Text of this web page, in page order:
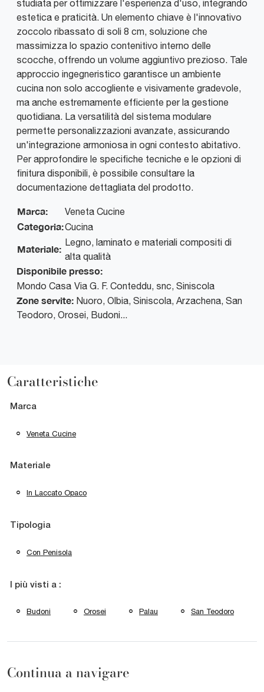
studiata per ottimizzare l'esperienza d'uso, integrando
estetica e praticità. Un elemento chiave è l'innovativo
zoccolo ribassato di soli 8 cm, soluzione che
massimizza lo spazio contenitivo interno delle
scocche, offrendo un volume aggiuntivo prezioso. Tale
approccio ingegneristico garantisce un ambiente
cucina non solo accogliente e visivamente gradevole,
ma anche estremamente efficiente per la gestione
quotidiana. La versatilità del sistema modulare
permette personalizzazioni avanzate, assicurando
un'integrazione armoniosa in ogni contesto abitativo.
Per approfondire le specifiche tecniche e le opzioni di
finitura disponibili, è possibile consultare la
documentazione dettagliata del prodotto.
Marca: Veneta Cucine
Categoria:Cucina
Materiale:
Legno, laminato e materiali compositi di
alta qualità
Disponibile presso:
Mondo Casa Via G. F. Conteddu, snc, Siniscola
Zone servite: Nuoro, Olbia, Siniscola, Arzachena, San
Teodoro, Orosei, Budoni...
Caratteristiche
Marca
Veneta Cucine
Materiale
In Laccato Opaco
Tipologia
Con Penisola
I più visti a :
Budoni Orosei Palau San Teodoro
Continua a navigare